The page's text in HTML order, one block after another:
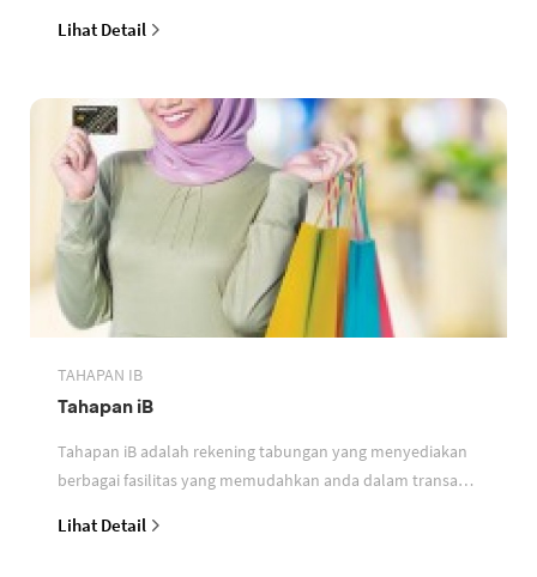
Lihat Detail
TAHAPAN IB
Tahapan iB
Tahapan iB adalah rekening tabungan yang menyediakan
berbagai fasilitas yang memudahkan anda dalam transaksi
Lihat Detail